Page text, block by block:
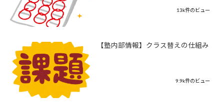
13k件のビュー
【塾内部情報】クラス替えの仕組み
9.9k件のビュー